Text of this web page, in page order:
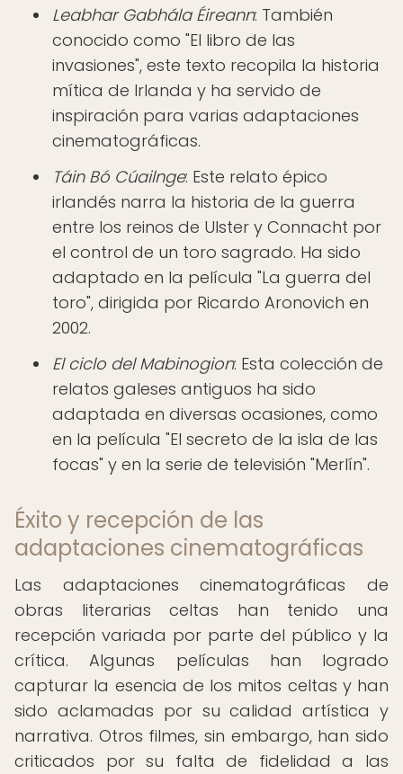
Leabhar Gabhála Éireann: También
conocido como "El libro de las
invasiones", este texto recopila la historia
mítica de Irlanda y ha servido de
inspiración para varias adaptaciones
cinematográficas.
Táin Bó Cúailnge: Este relato épico
irlandés narra la historia de la guerra
entre los reinos de Ulster y Connacht por
el control de un toro sagrado. Ha sido
adaptado en la película "La guerra del
toro", dirigida por Ricardo Aronovich en
2002.
El ciclo del Mabinogion: Esta colección de
relatos galeses antiguos ha sido
adaptada en diversas ocasiones, como
en la película "El secreto de la isla de las
focas" y en la serie de televisión "Merlín".
Éxito y recepción de las
adaptaciones cinematográficas
Las adaptaciones cinematográficas de
obras literarias celtas han tenido una
recepción variada por parte del público y la
crítica. Algunas películas han logrado
capturar la esencia de los mitos celtas y han
sido aclamadas por su calidad artística y
narrativa. Otros filmes, sin embargo, han sido
criticados por su falta de fidelidad a las